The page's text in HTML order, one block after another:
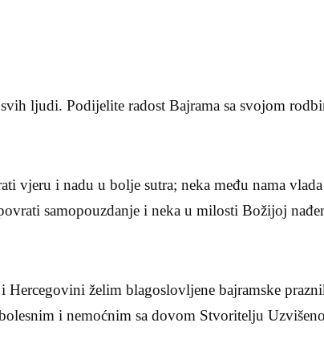
ljudi. Podijelite radost Bajrama sa svojom
vjeru i nadu u bolje sutra; neka među nama
samopouzdanje i neka u milosti Božijoj
želim blagoslovljene bajramske
i nemoćnim sa dovom Stvoritelju